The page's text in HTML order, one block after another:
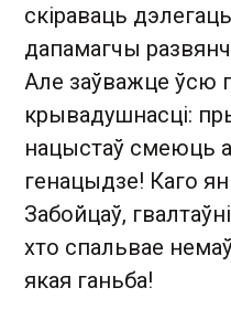
скіраваць
дапамагчы
Але заўважце ўсю
крывадушнасці:
нацыстаў смеюць
генацыдзе! Каго
Забойцаў,
хто спальвае
якая ганьба!